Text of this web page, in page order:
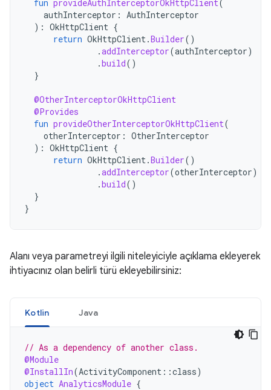
fun provideAuthInterceptorOkHttpClient(
authInterceptor : AuthInterceptor
): OkHttpClient {
return OkHttpClient.Builder()
.addInterceptor(authInterceptor)
.build()
}
@OtherInterceptorOkHttpClient
@Provides
fun provideOtherInterceptorOkHttpClient(
otherInterceptor : OtherInterceptor
): OkHttpClient {
return OkHttpClient.Builder()
.addInterceptor(otherInterceptor)
.build()
}
}
Alanı veya parametreyi ilgili niteleyiciyle açıklama ekleyerek
ihtiyacınız olan belirli türü ekleyebilirsiniz:
Kotlin Java
// As a dependency of another class.
@Module
@InstallIn(ActivityComponent ::class)
object AnalyticsModule {